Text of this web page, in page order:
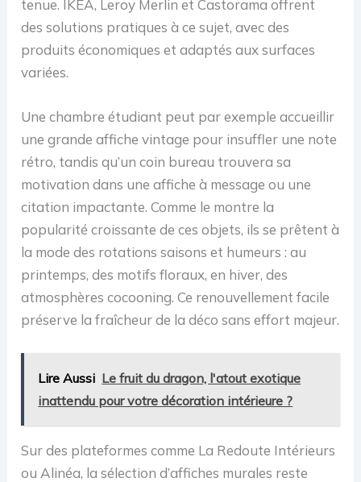
tenue. IKEA, Leroy Merlin et Castorama offrent
des solutions pratiques à ce sujet, avec des
produits économiques et adaptés aux surfaces
variées.
Une chambre étudiant peut par exemple accueillir
une grande affiche vintage pour insuffler une note
rétro, tandis qu’un coin bureau trouvera sa
motivation dans une affiche à message ou une
citation impactante. Comme le montre la
popularité croissante de ces objets, ils se prêtent à
la mode des rotations saisons et humeurs : au
printemps, des motifs floraux, en hiver, des
atmosphères cocooning. Ce renouvellement facile
préserve la fraîcheur de la déco sans effort majeur.
Lire Aussi Le fruit du dragon, l'atout exotique
inattendu pour votre décoration intérieure ?
Sur des plateformes comme La Redoute Intérieurs
ou Alinéa, la sélection d’affiches murales reste